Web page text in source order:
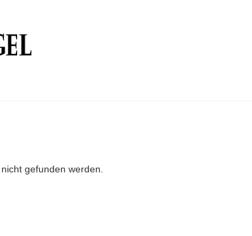
gefunden werden.